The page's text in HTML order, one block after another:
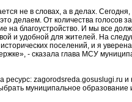
не в словах, а в делах. Сегодня,
делаем. От количества голосов за
на благоустройство. И мы все
и удобной для жителей. На
поселений, и я
- сказала глава МСУ
ресурс: zagorodsreda.gosuslugi.ru и
муниципальное образование